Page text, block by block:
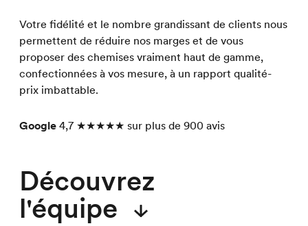
Votre fidélité et le nombre grandissant de clients nous
permettent de réduire nos marges et de vous
proposer des chemises vraiment haut de gamme,
confectionnées à vos mesure, à un rapport qualité-
prix imbattable.
Google 4,7 ★★★★★ sur plus de 900 avis
Découvrez
l'équipe